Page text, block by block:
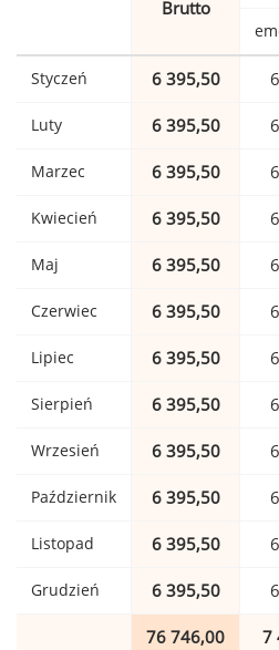
Brutto
Styczeń 6 395,50
Luty 6 395,50
Marzec 6 395,50
Kwiecień 6 395,50
Maj 6 395,50
Czerwiec 6 395,50
Lipiec 6 395,50
Sierpień 6 395,50
Wrzesień 6 395,50
Październik 6 395,50
Listopad 6 395,50
Grudzień 6 395,50
76 746,00 7